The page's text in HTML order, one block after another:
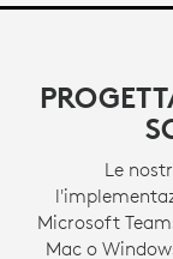
Le
Microsoft
Mac o